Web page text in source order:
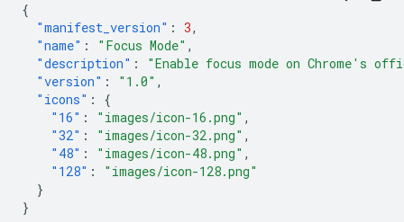
{
"manifest_version" : 3,
"name" : "Focus Mode" ,
"description" :
"Enable focus mode on Chrome's
"version" : "1.0" ,
"icons" :
{
"16" : "images/icon-16.png" ,
"32" : "images/icon-32.png" ,
"48" : "images/icon-48.png" ,
"128" :
"images/icon-128.png"
}
}